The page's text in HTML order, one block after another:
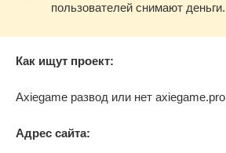
пользователей снимают деньги.
Как ищут проект:
Axiegame развод или нет axiegame.pro
Адрес сайта: